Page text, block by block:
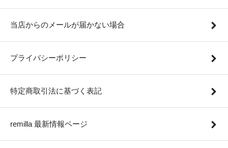
当店からのメールが届かない場合
プライバシーポリシー
特定商取引法に基づく表記
remilla 最新情報ページ